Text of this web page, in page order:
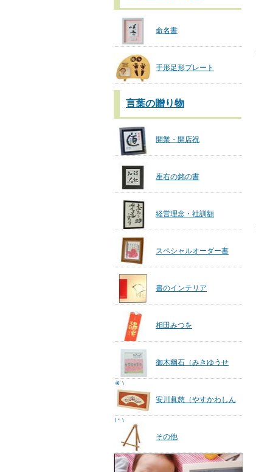
命名書
手形足形プレート
言葉の贈り物
開業・開店祝
座右の銘の書
経営理念・社訓額
スペシャルオーダー書
書のインテリア
相田みつを
御木幽石（みきゆうせ
き）
安川眞慈（やすかわしん
じ）
その他